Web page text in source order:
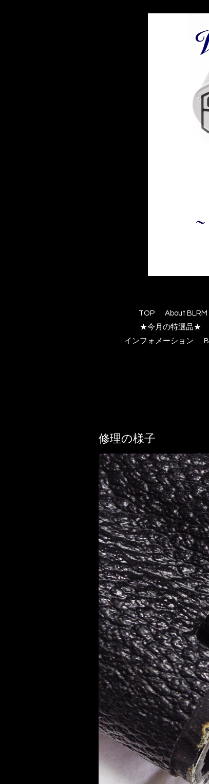
TOP About BLRM
★今月の特選品★
インフォメーション
修理の様子